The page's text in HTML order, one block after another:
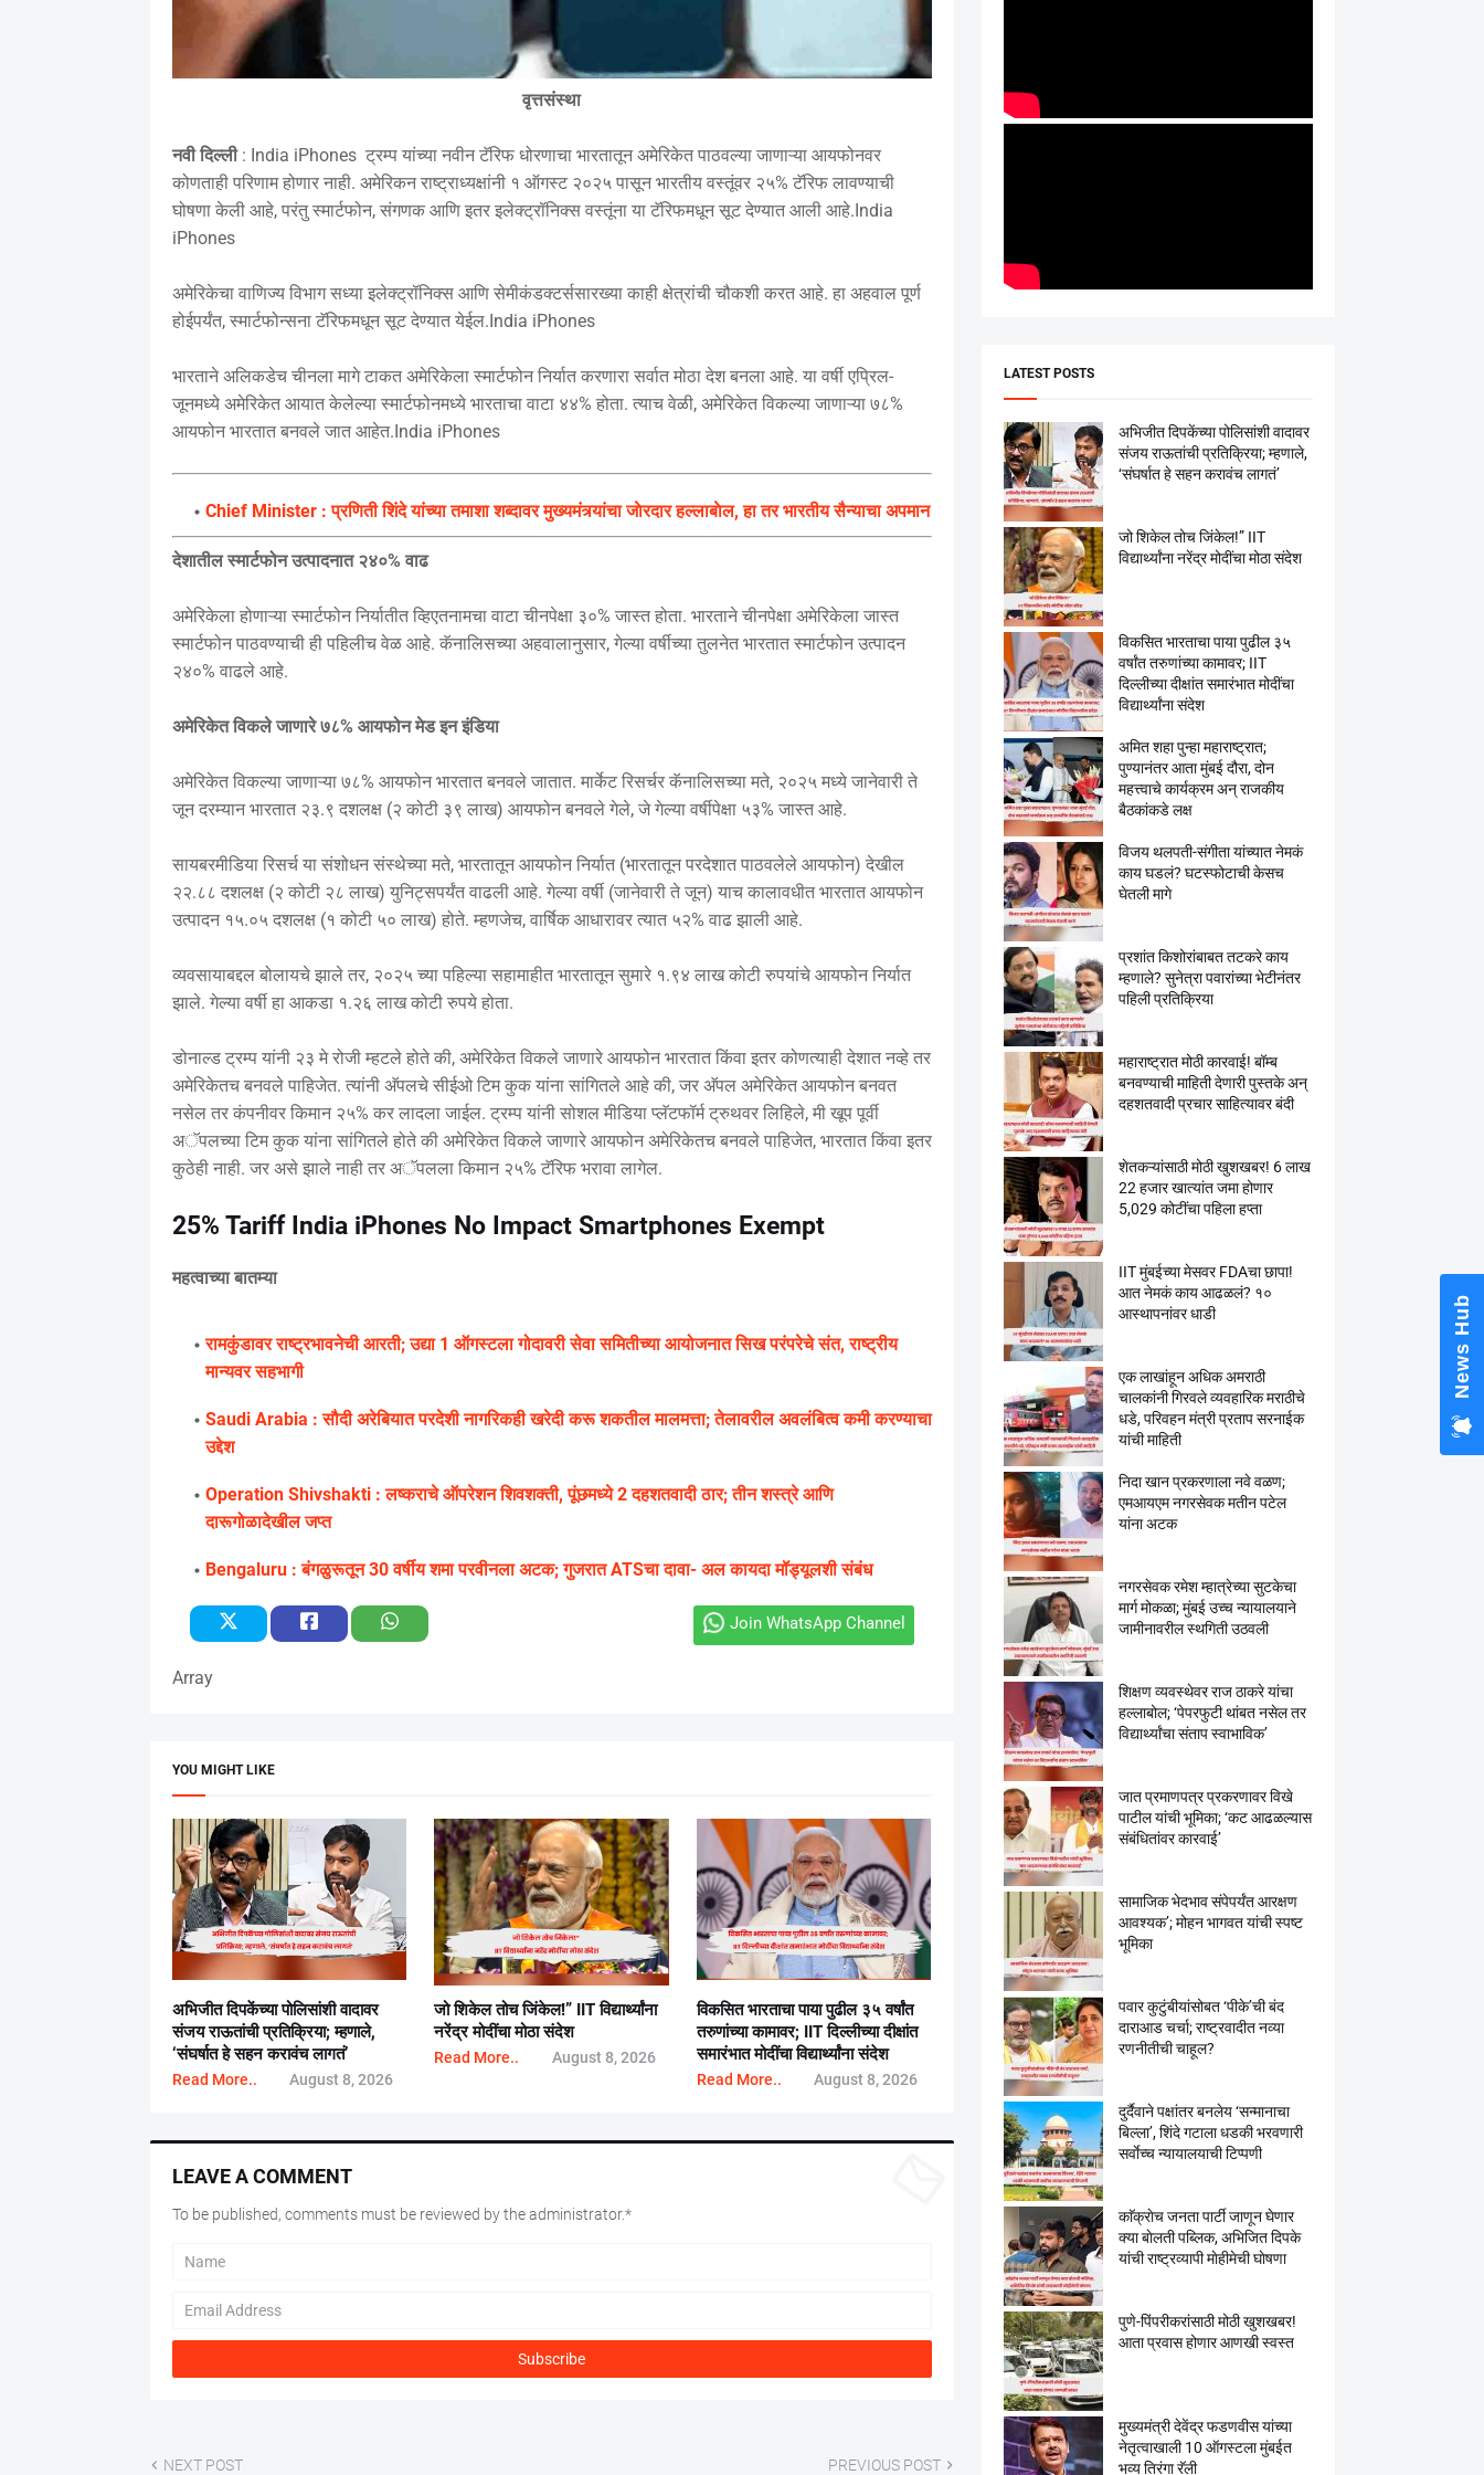
वृत्तसंस्था
नवी दिल्ली: India iPhones ट्रम्प यांच्या नवीन टॅरिफ धोरणाचा भारतातून अमेरिकेत पाठवल्या जाणाऱ्या आयफोनवर
कोणताही परिणाम होणार नाही. अमेरिकन राष्ट्राध्यक्षांनी १ ऑगस्ट २०२५ पासून भारतीय वस्तूंवर २५% टॅरिफ लावण्याची
घोषणा केली आहे, परंतु स्मार्टफोन, संगणक आणि इतर इलेक्ट्रॉनिक्स वस्तूंना या टॅरिफमधून सूट देण्यात आली आहे.India
iPhones
अमेरिकेचा वाणिज्य विभाग सध्या इलेक्ट्रॉनिक्स आणि सेमीकंडक्टर्ससारख्या काही क्षेत्रांची चौकशी करत आहे. हा अहवाल पूर्ण
होईपर्यंत, स्मार्टफोन्सना टॅरिफमधून सूट देण्यात येईल.India iPhones
भारताने अलिकडेच चीनला मागे टाकत अमेरिकेला स्मार्टफोन निर्यात करणारा सर्वात मोठा देश बनला आहे. या वर्षी एप्रिल-
जूनमध्ये अमेरिकेत आयात केलेल्या स्मार्टफोनमध्ये भारताचा वाटा ४४% होता. त्याच वेळी, अमेरिकेत विकल्या जाणाऱ्या ७८%
आयफोन भारतात बनवले जात आहेत.India iPhones
Chief Minister : प्रणिती शिंदे यांच्या तमाशा शब्दावर मुख्यमंत्र्यांचा जाेरदार हल्लाबाेल, हा तर भारतीय सैन्याचा अपमान
देशातील स्मार्टफोन उत्पादनात २४०% वाढ
अमेरिकेला होणाऱ्या स्मार्टफोन निर्यातीत व्हिएतनामचा वाटा चीनपेक्षा ३०% जास्त होता. भारताने चीनपेक्षा अमेरिकेला जास्त
स्मार्टफोन पाठवण्याची ही पहिलीच वेळ आहे. कॅनालिसच्या अहवालानुसार, गेल्या वर्षीच्या तुलनेत भारतात स्मार्टफोन उत्पादन
२४०% वाढले आहे.
अमेरिकेत विकले जाणारे ७८% आयफोन मेड इन इंडिया
अमेरिकेत विकल्या जाणाऱ्या ७८% आयफोन भारतात बनवले जातात. मार्केट रिसर्चर कॅनालिसच्या मते, २०२५ मध्ये जानेवारी ते
जून दरम्यान भारतात २३.९ दशलक्ष (२ कोटी ३९ लाख) आयफोन बनवले गेले, जे गेल्या वर्षीपेक्षा ५३% जास्त आहे.
सायबरमीडिया रिसर्च या संशोधन संस्थेच्या मते, भारतातून आयफोन निर्यात (भारतातून परदेशात पाठवलेले आयफोन) देखील
२२.८८ दशलक्ष (२ कोटी २८ लाख) युनिट्सपर्यंत वाढली आहे. गेल्या वर्षी (जानेवारी ते जून) याच कालावधीत भारतात आयफोन
उत्पादन १५.०५ दशलक्ष (१ कोटी ५० लाख) होते. म्हणजेच, वार्षिक आधारावर त्यात ५२% वाढ झाली आहे.
व्यवसायाबद्दल बोलायचे झाले तर, २०२५ च्या पहिल्या सहामाहीत भारतातून सुमारे १.९४ लाख कोटी रुपयांचे आयफोन निर्यात
झाले. गेल्या वर्षी हा आकडा १.२६ लाख कोटी रुपये होता.
डोनाल्ड ट्रम्प यांनी २३ मे रोजी म्हटले होते की, अमेरिकेत विकले जाणारे आयफोन भारतात किंवा इतर कोणत्याही देशात नव्हे तर
अमेरिकेतच बनवले पाहिजेत. त्यांनी अ‍ॅपलचे सीईओ टिम कुक यांना सांगितले आहे की, जर अ‍ॅपल अमेरिकेत आयफोन बनवत
नसेल तर कंपनीवर किमान २५% कर लादला जाईल. ट्रम्प यांनी सोशल मीडिया प्लॅटफॉर्म ट्रुथवर लिहिले, मी खूप पूर्वी
अॅपलच्या टिम कुक यांना सांगितले होते की अमेरिकेत विकले जाणारे आयफोन अमेरिकेतच बनवले पाहिजेत, भारतात किंवा इतर
कुठेही नाही. जर असे झाले नाही तर अॅपलला किमान २५% टॅरिफ भरावा लागेल.
25% Tariff India iPhones No Impact Smartphones Exempt
महत्वाच्या बातम्या
रामकुंडावर राष्ट्रभावनेची आरती; उद्या 1 ऑगस्टला गोदावरी सेवा समितीच्या आयोजनात सिख परंपरेचे संत, राष्ट्रीय
मान्यवर सहभागी
Saudi Arabia : सौदी अरेबियात परदेशी नागरिकही खरेदी करू शकतील मालमत्ता; तेलावरील अवलंबित्व कमी करण्याचा
उद्देश
Operation Shivshakti : लष्कराचे ऑपरेशन शिवशक्ती, पूंछमध्ये 2 दहशतवादी ठार; तीन शस्त्रे आणि
दारूगोळादेखील जप्त
Bengaluru : बंगळुरूतून 30 वर्षीय शमा परवीनला अटक; गुजरात ATSचा दावा- अल कायदा मॉड्यूलशी संबंध
Join WhatsApp Channel
Array
YOU MIGHT LIKE
अभिजीत दिपकेंच्या पोलिसांशी वादावर
संजय राऊतांची प्रतिक्रिया; म्हणाले,
‘संघर्षात हे सहन करावंच लागतं’
Read More.. August 8, 2026
जो शिकेल तोच जिंकेल!” IIT विद्यार्थ्यांना
नरेंद्र मोदींचा मोठा संदेश
Read More.. August 8, 2026
विकसित भारताचा पाया पुढील ३५ वर्षांत
तरुणांच्या कामावर; IIT दिल्लीच्या दीक्षांत
समारंभात मोदींचा विद्यार्थ्यांना संदेश
Read More.. August 8, 2026
LEAVE A COMMENT
To be published, comments must be reviewed by the administrator.*
NEXT POST PREVIOUS POST
LATEST POSTS
अभिजीत दिपकेंच्या पोलिसांशी वादावर
संजय राऊतांची प्रतिक्रिया; म्हणाले,
‘संघर्षात हे सहन करावंच लागतं’
जो शिकेल तोच जिंकेल!” IIT
विद्यार्थ्यांना नरेंद्र मोदींचा मोठा संदेश
विकसित भारताचा पाया पुढील ३५
वर्षांत तरुणांच्या कामावर; IIT
दिल्लीच्या दीक्षांत समारंभात मोदींचा
विद्यार्थ्यांना संदेश
अमित शहा पुन्हा महाराष्ट्रात;
पुण्यानंतर आता मुंबई दौरा, दोन
महत्त्वाचे कार्यक्रम अन् राजकीय
बैठकांकडे लक्ष
विजय थलपती-संगीता यांच्यात नेमकं
काय घडलं? घटस्फोटाची केसच
घेतली मागे
प्रशांत किशोरांबाबत तटकरे काय
म्हणाले? सुनेत्रा पवारांच्या भेटीनंतर
पहिली प्रतिक्रिया
महाराष्ट्रात मोठी कारवाई! बॉम्ब
बनवण्याची माहिती देणारी पुस्तके अन्
दहशतवादी प्रचार साहित्यावर बंदी
शेतकऱ्यांसाठी मोठी खुशखबर! 6 लाख
22 हजार खात्यांत जमा होणार
5,029 कोटींचा पहिला हप्ता
IIT मुंबईच्या मेसवर FDAचा छापा!
आत नेमकं काय आढळलं? १०
आस्थापनांवर धाडी
एक लाखांहून अधिक अमराठी
चालकांनी गिरवले व्यवहारिक मराठीचे
धडे, परिवहन मंत्री प्रताप सरनाईक
यांची माहिती
निदा खान प्रकरणाला नवे वळण;
एमआयएम नगरसेवक मतीन पटेल
यांना अटक
नगरसेवक रमेश म्हात्रेच्या सुटकेचा
मार्ग मोकळा; मुंबई उच्च न्यायालयाने
जामीनावरील स्थगिती उठवली
शिक्षण व्यवस्थेवर राज ठाकरे यांचा
हल्लाबोल; ‘पेपरफुटी थांबत नसेल तर
विद्यार्थ्यांचा संताप स्वाभाविक’
जात प्रमाणपत्र प्रकरणावर विखे
पाटील यांची भूमिका; ‘कट आढळल्यास
संबंधितांवर कारवाई’
सामाजिक भेदभाव संपेपर्यंत आरक्षण
आवश्यक’; मोहन भागवत यांची स्पष्ट
भूमिका
पवार कुटुंबीयांसोबत ‘पीके’ची बंद
दाराआड चर्चा; राष्ट्रवादीत नव्या
रणनीतीची चाहूल?
दुर्दैवाने पक्षांतर बनलेय ‘सन्मानाचा
बिल्ला’, शिंदे गटाला धडकी भरवणारी
सर्वाेच्च न्यायालयाची टिप्पणी
काॅक्राेच जनता पार्टी जाणून घेणार
क्या बाेलती पब्लिक, अभिजित दिपके
यांची राष्ट्रव्यापी माेहीमेची घाेषणा
पुणे-पिंपरीकरांसाठी मोठी खुशखबर!
आता प्रवास होणार आणखी स्वस्त
मुख्यमंत्री देवेंद्र फडणवीस यांच्या
नेतृत्वाखाली 10 ऑगस्टला मुंबईत
भव्य तिरंगा रॅली
News Hub